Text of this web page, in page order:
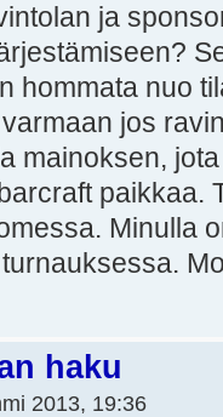
ja
hommata nuo
jos
mainoksen,
paikkaa.
Minulla
haku
2013, 19:36